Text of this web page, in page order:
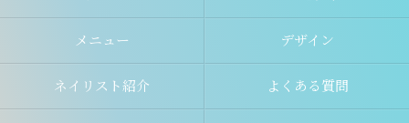
メニュー デザイン
ネイリスト紹介 よくある質問